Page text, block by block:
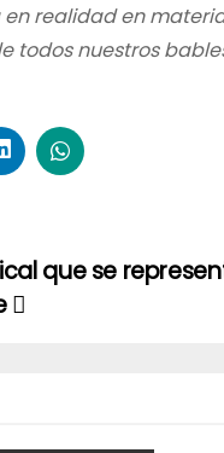
realidad en
todos nuestros
que se